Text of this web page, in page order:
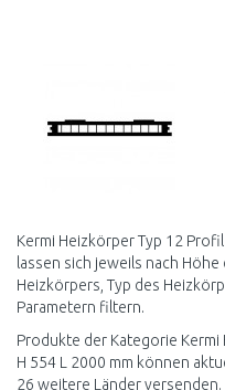
Kermi Heizkörper Typ 12
lassen sich jeweils nach
Heizkörpers, Typ des
Parametern filtern.
Produkte der Kategorie
H 554 L 2000 mm können
26 weitere Länder versenden.